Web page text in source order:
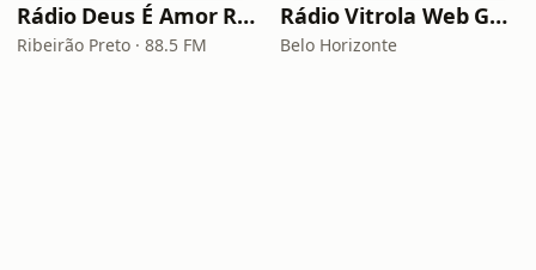
Rádio Deus É Amor Ribeirão Preto
Ribeirão Preto · 88.5 FM
Rádio Vitrola Web Gospel
Belo Horizonte